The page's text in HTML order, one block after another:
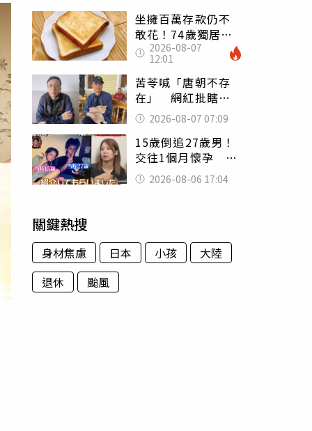
坐擁百萬存款仍不
敢花！74歲獨居翁
「1餐只吃1片吐
司」 半年後暴瘦
嚇壞女兒
2026-08-07
12:01
苦苓喊「唐朝不存
在」 網紅批瞎編
歷史：李白、杜甫
用鮮卑文寫詩？
2026-08-07 07:09
15歲倒追27歲男！
交往1個月懷孕 36
歲當阿嬤故事曝光
2026-08-06 17:04
關鍵熱搜
身材焦慮 日本 小孩
大陸
退休
颱風